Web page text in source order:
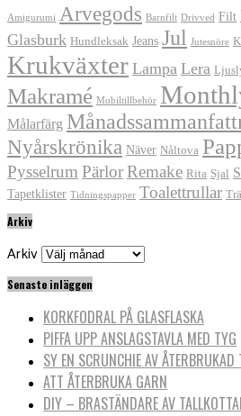
Amigurumi Arvegods Barnfilt Drivved Filt
Glasburk Hundleksak Jeans Jul Jutesnöre
Krukväxter Lampa Lera
Makramé Mobiltillbehör
Målarfärg
Nyårskrönika Näver Nåltova
Pysselrum PärlorRemake Rita Sjal
Tapetklister Tidningspapper Toalettrullar
Arkiv
Arkiv
Senaste inläggen
KORKFODRAL PÅ GLASFLASKA
PIFFA UPP ANSLAGSTAVLA MED TYG
SY EN SCRUNCHIE AV ÅTERBRUKAD
ATT ÅTERBRUKA GARN
DIY – BRASTÄNDARE AV